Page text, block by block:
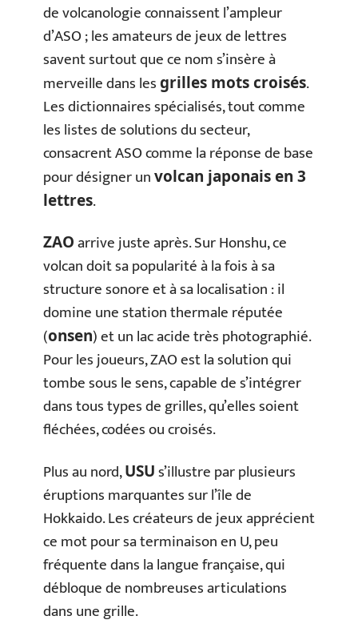
de volcanologie connaissent l’ampleur
d’ASO ; les amateurs de jeux de lettres
savent surtout que ce nom s’insère à
merveille dans lesgrilles mots croisés.
Les dictionnaires spécialisés, tout comme
les listes de solutions du secteur,
consacrent ASO comme la réponse de base
pour désigner unvolcan japonais en 3
lettres.
ZAOarrive juste après. Sur Honshu, ce
volcan doit sa popularité à la fois à sa
structure sonore et à sa localisation : il
domine une station thermale réputée
(onsen) et un lac acide très photographié.
Pour les joueurs, ZAO est la solution qui
tombe sous le sens, capable de s’intégrer
dans tous types de grilles, qu’elles soient
fléchées, codées ou croisés.
Plus au nord,USUs’illustre par plusieurs
éruptions marquantes sur l’île de
Hokkaido. Les créateurs de jeux apprécient
ce mot pour sa terminaison en U, peu
fréquente dans la langue française, qui
débloque de nombreuses articulations
dans une grille.